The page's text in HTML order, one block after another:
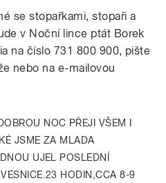
se stopařkami, stopaři a
v Noční lince ptát Borek
na číslo 731 800 900, pište
nebo na e-mailovou
NOC PŘEJI VŠEM I
JSME ZA MLADA
UJEL POSLEDNÍ
HODIN,CCA 8-9